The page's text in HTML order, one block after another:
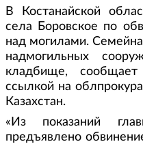
В Костанайской
села Боровское по
над могилами.
надмогильных
кладбище, сообщает
ссылкой на
Казахстан.
«Из показаний
предъявлено